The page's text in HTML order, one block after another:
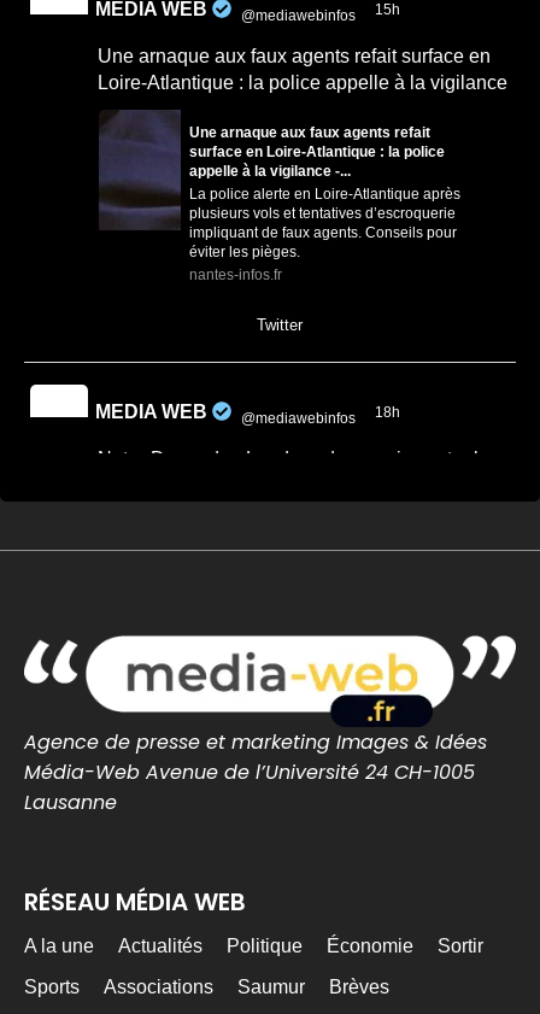
MEDIA WEB @mediawebinfos 15h
Une arnaque aux faux agents refait surface en
Loire-Atlantique : la police appelle à la vigilance
Une arnaque aux faux agents refait
surface en Loire-Atlantique : la police
appelle à la vigilance -...
La police alerte en Loire-Atlantique après
plusieurs vols et tentatives d’escroquerie
impliquant de faux agents. Conseils pour
éviter les pièges.
nantes-infos.fr
Twitter
MEDIA WEB @mediawebinfos 18h
Notre-Dame-des-Landes : des semis contre le
contre le projet de CRA de Nantes -
l’utilisation de terres de l’ex-Zad po...
nantes-infos.fr
0 0 Twitter
MEDIA WEB
un niveau inédit depuis la crise du Covid -
Média Web
Le taux de chômage atteint 8,3 % en France
Agence de presse et marketing Images & Idées
Média-Web Avenue de l’Université 24 CH-1005
Lausanne
RÉSEAU MÉDIA WEB
A la une Actualités Politique Économie
Sortir
Sports
Associations Saumur Brèves